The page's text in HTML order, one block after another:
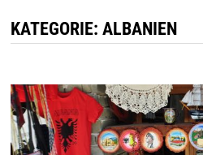
KATEGORIE: ALBANIEN